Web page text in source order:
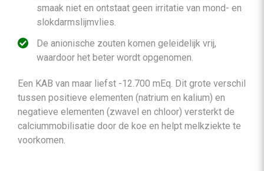
smaak niet en ontstaat geen irritatie van mond- en
slokdarmslijmvlies.
De anionische zouten komen geleidelijk vrij,
waardoor het beter wordt opgenomen.
Een KAB van maar liefst -12.700 mEq. Dit grote verschil
tussen positieve elementen (natrium en kalium) en
negatieve elementen (zwavel en chloor) versterkt de
calciummobilisatie door de koe en helpt melkziekte te
voorkomen.